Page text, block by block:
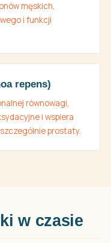
męskich,
i funkcji
repens)
równowagi,
i wspiera
prostaty.
w czasie